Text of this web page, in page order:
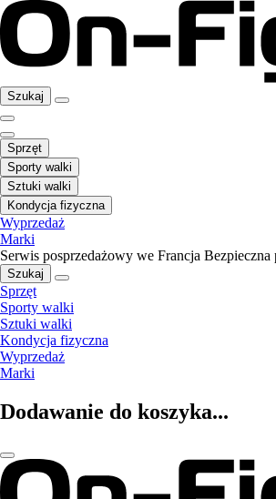
Szukaj
Sprzęt
Sporty walki
Sztuki walki
Kondycja fizyczna
Wyprzedaż
Marki
Serwis posprzedażowy we Francja Bezpieczna
Szukaj
Sprzęt
Sporty walki
Sztuki walki
Kondycja fizyczna
Wyprzedaż
Marki
Dodawanie do koszyka...